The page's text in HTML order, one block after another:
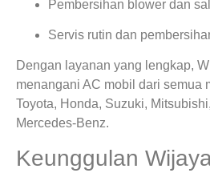
Pembersihan blower dan
Servis rutin dan
Dengan layanan yang lengkap,
menangani AC mobil dari semua
Toyota, Honda, Suzuki,
Mercedes-Benz.
Keunggulan